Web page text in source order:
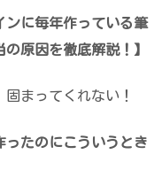
ンに毎年作っている筆
原因を徹底解説！】
まってくれない！
ったのにこういうとき